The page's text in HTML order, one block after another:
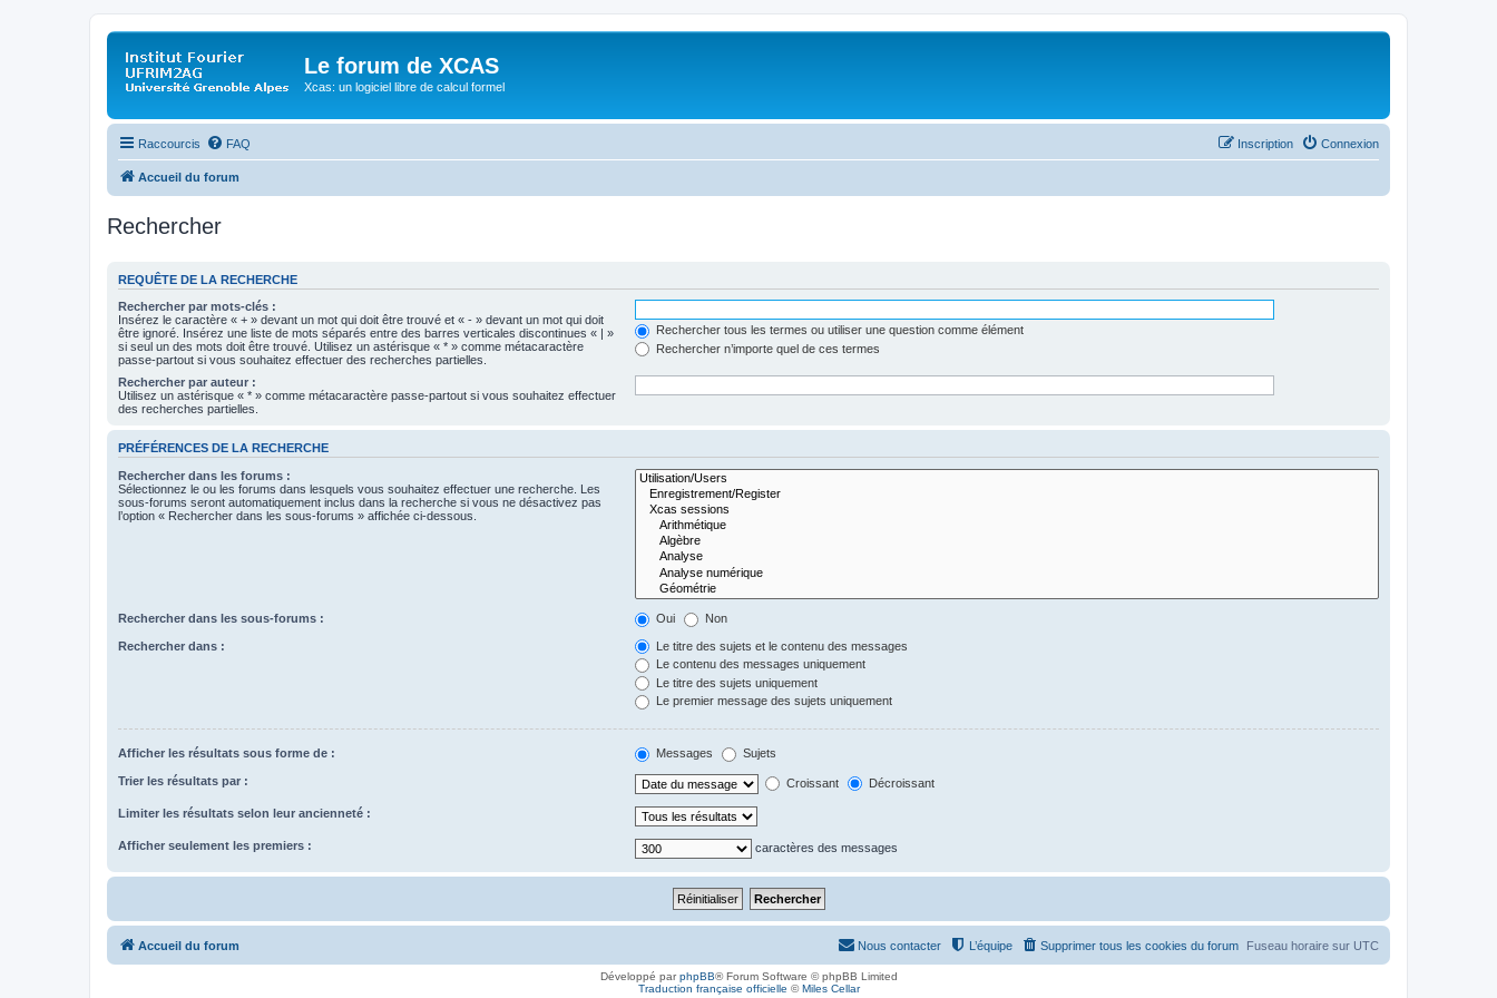
Le forum de XCAS
Xcas: un logiciel libre de calcul formel
Raccourcis FAQ Connexion
Inscription
Accueil du forum
Rechercher
REQUÊTE DE LA RECHERCHE
Rechercher par mots-clés :
Insérez le caractère « + » devant un mot qui doit être trouvé et « - » devant un mot qui doit
être ignoré. Insérez une liste de mots séparés entre des barres verticales discontinues « | »
si seul un des mots doit être trouvé. Utilisez un astérisque « * » comme métacaractère
passe-partout si vous souhaitez effectuer des recherches partielles.
Rechercher tous les termes ou utiliser une question comme élément
Rechercher n’importe quel de ces termes
Rechercher par auteur :
Utilisez un astérisque « * » comme métacaractère passe-partout si vous souhaitez effectuer
des recherches partielles.
PRÉFÉRENCES DE LA RECHERCHE
Rechercher dans les forums :
Sélectionnez le ou les forums dans lesquels vous souhaitez effectuer une recherche. Les
sous-forums seront automatiquement inclus dans la recherche si vous ne désactivez pas
l’option « Rechercher dans les sous-forums » affichée ci-dessous.
Rechercher dans les sous-forums : Oui Non
Rechercher dans :
Le titre des sujets et le contenu des messages
Le contenu des messages uniquement
Le titre des sujets uniquement
Le premier message des sujets uniquement
Afficher les résultats sous forme de : Messages Sujets
Trier les résultats par : Croissant Décroissant
Limiter les résultats selon leur ancienneté :
Afficher seulement les premiers : caractères des messages
Accueil du forum Fuseau horaire sur UTC
Supprimer tous les cookies du forum
L’équipe
Nous contacter
Développé parphpBB® Forum Software © phpBB Limited
Traduction française officielle ©Miles Cellar